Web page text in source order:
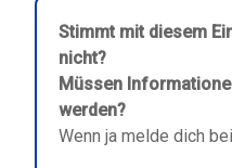
Stimmt mit diesem
nicht?
Müssen
werden?
Wenn ja melde dich